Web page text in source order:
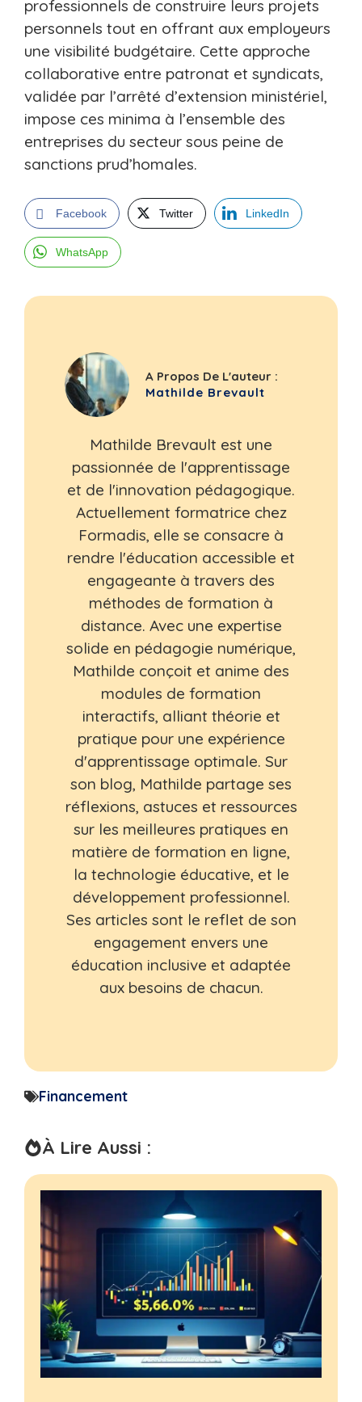
professionnels de construire leurs projets
personnels tout en offrant aux employeurs
une visibilité budgétaire. Cette approche
collaborative entre patronat et syndicats,
validée par l’arrêté d’extension ministériel,
impose ces minima à l’ensemble des
entreprises du secteur sous peine de
sanctions prud’homales.
Facebook Twitter LinkedIn
WhatsApp
A Propos De L'auteur :
Mathilde Brevault
Mathilde Brevault est une
passionnée de l'apprentissage
et de l'innovation pédagogique.
Actuellement formatrice chez
Formadis, elle se consacre à
rendre l'éducation accessible et
engageante à travers des
méthodes de formation à
distance. Avec une expertise
solide en pédagogie numérique,
Mathilde conçoit et anime des
modules de formation
interactifs, alliant théorie et
pratique pour une expérience
d'apprentissage optimale. Sur
son blog, Mathilde partage ses
réflexions, astuces et ressources
sur les meilleures pratiques en
matière de formation en ligne,
la technologie éducative, et le
développement professionnel.
Ses articles sont le reflet de son
engagement envers une
éducation inclusive et adaptée
aux besoins de chacun.
Financement
À Lire Aussi :